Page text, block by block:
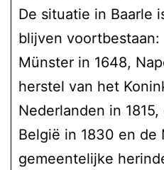
De situatie in Baarle
blijven voortbestaan:
Münster in 1648,
herstel van het
Nederlanden in
België in 1830 en de
gemeentelijke